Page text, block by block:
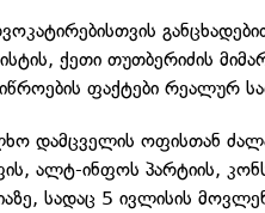
ქეთი თუთბერიძის
ფაქტები რეალურ
დამცველის ოფისთან
ალტ-ინფოს პარტიის,
სადაც 5 ივლისის